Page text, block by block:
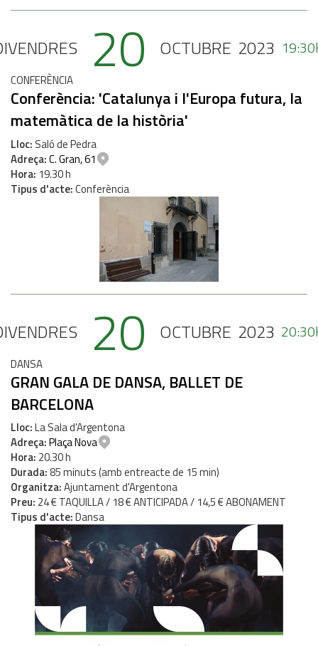
20 OCTUBRE 2023
CONFERÈNCIA
Conferència: 'Catalunya i l'Europa futura, la
matemàtica de la història'
Lloc Saló de Pedra
Adreça C. Gran, 61
Hora 19.30 h
Tipus d'acte Conferència
20 OCTUBRE 2023
DANSA
GRAN GALA DE DANSA, BALLET DE
BARCELONA
Lloc La Sala d'Argentona
Adreça Plaça Nova
Hora 20.30 h
Durada 85 minuts (amb entreacte de 15 min)
Organitza Ajuntament d'Argentona
Preu 24 € TAQUILLA / 18 € ANTICIPADA / 14,5 € ABONAMENT
Tipus d'acte Dansa